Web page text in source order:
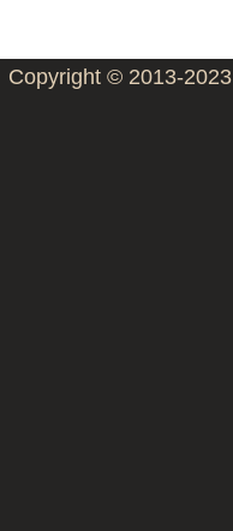
Copyright © 2013-2023